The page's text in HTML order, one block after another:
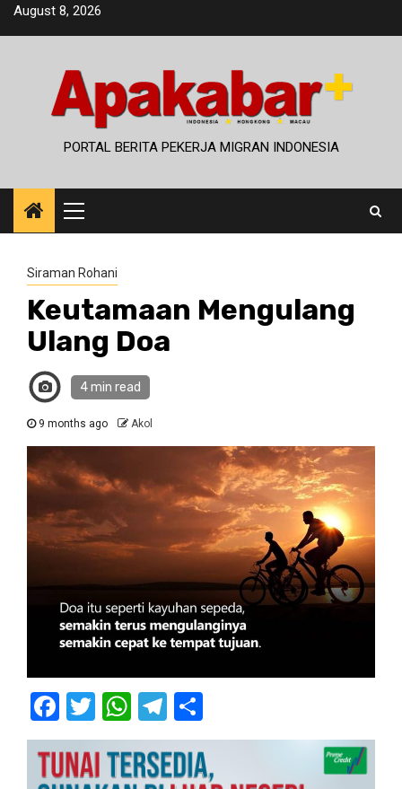
SkipAugust 8, 2026
PORTAL BERITA PEKERJA MIGRAN INDONESIA
Primary
Menu
Siraman Rohani
Keutamaan Mengulang
Ulang Doa
4 min read
9 months ago Akol
Facebook
Twitter
WhatsApp
Telegram